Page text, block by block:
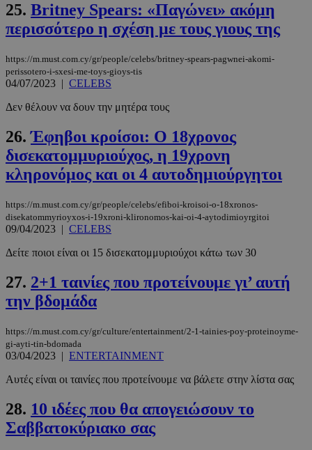
25. Britney Spears: «Παγώνει» ακόμη
περισσότερο η σχέση με τους γιους της
https://m.must.com.cy/gr/people/celebs/britney-spears-pagwnei-akomi-
perissotero-i-sxesi-me-toys-gioys-tis
04/07/2023 | CELEBS
Δεν θέλουν να δουν την μητέρα τους
26.Έφηβοι κροίσοι: Ο 18χρονος
δισεκατομμυριούχος, η 19χρονη
κληρονόμος και οι 4 αυτοδημιούργητοι
https://m.must.com.cy/gr/people/celebs/efiboi-kroisoi-o-18xronos-
disekatommyrioyxos-i-19xroni-klironomos-kai-oi-4-aytodimioyrgitoi
09/04/2023 | CELEBS
Δείτε ποιοι είναι οι 15 δισεκατομμυριούχοι κάτω των 30
27. 2+1 ταινίες που προτείνουμε γι’ αυτή
την βδομάδα
https://m.must.com.cy/gr/culture/entertainment/2-1-tainies-poy-proteinoyme-
gi-ayti-tin-bdomada
03/04/2023 | ENTERTAINMENT
Αυτές είναι οι ταινίες που προτείνουμε να βάλετε στην λίστα σας
28. 10 ιδέες που θα απογειώσουν το
Σαββατοκύριακο σας
PHPSESSID
PHP.net
www.must.com.cy